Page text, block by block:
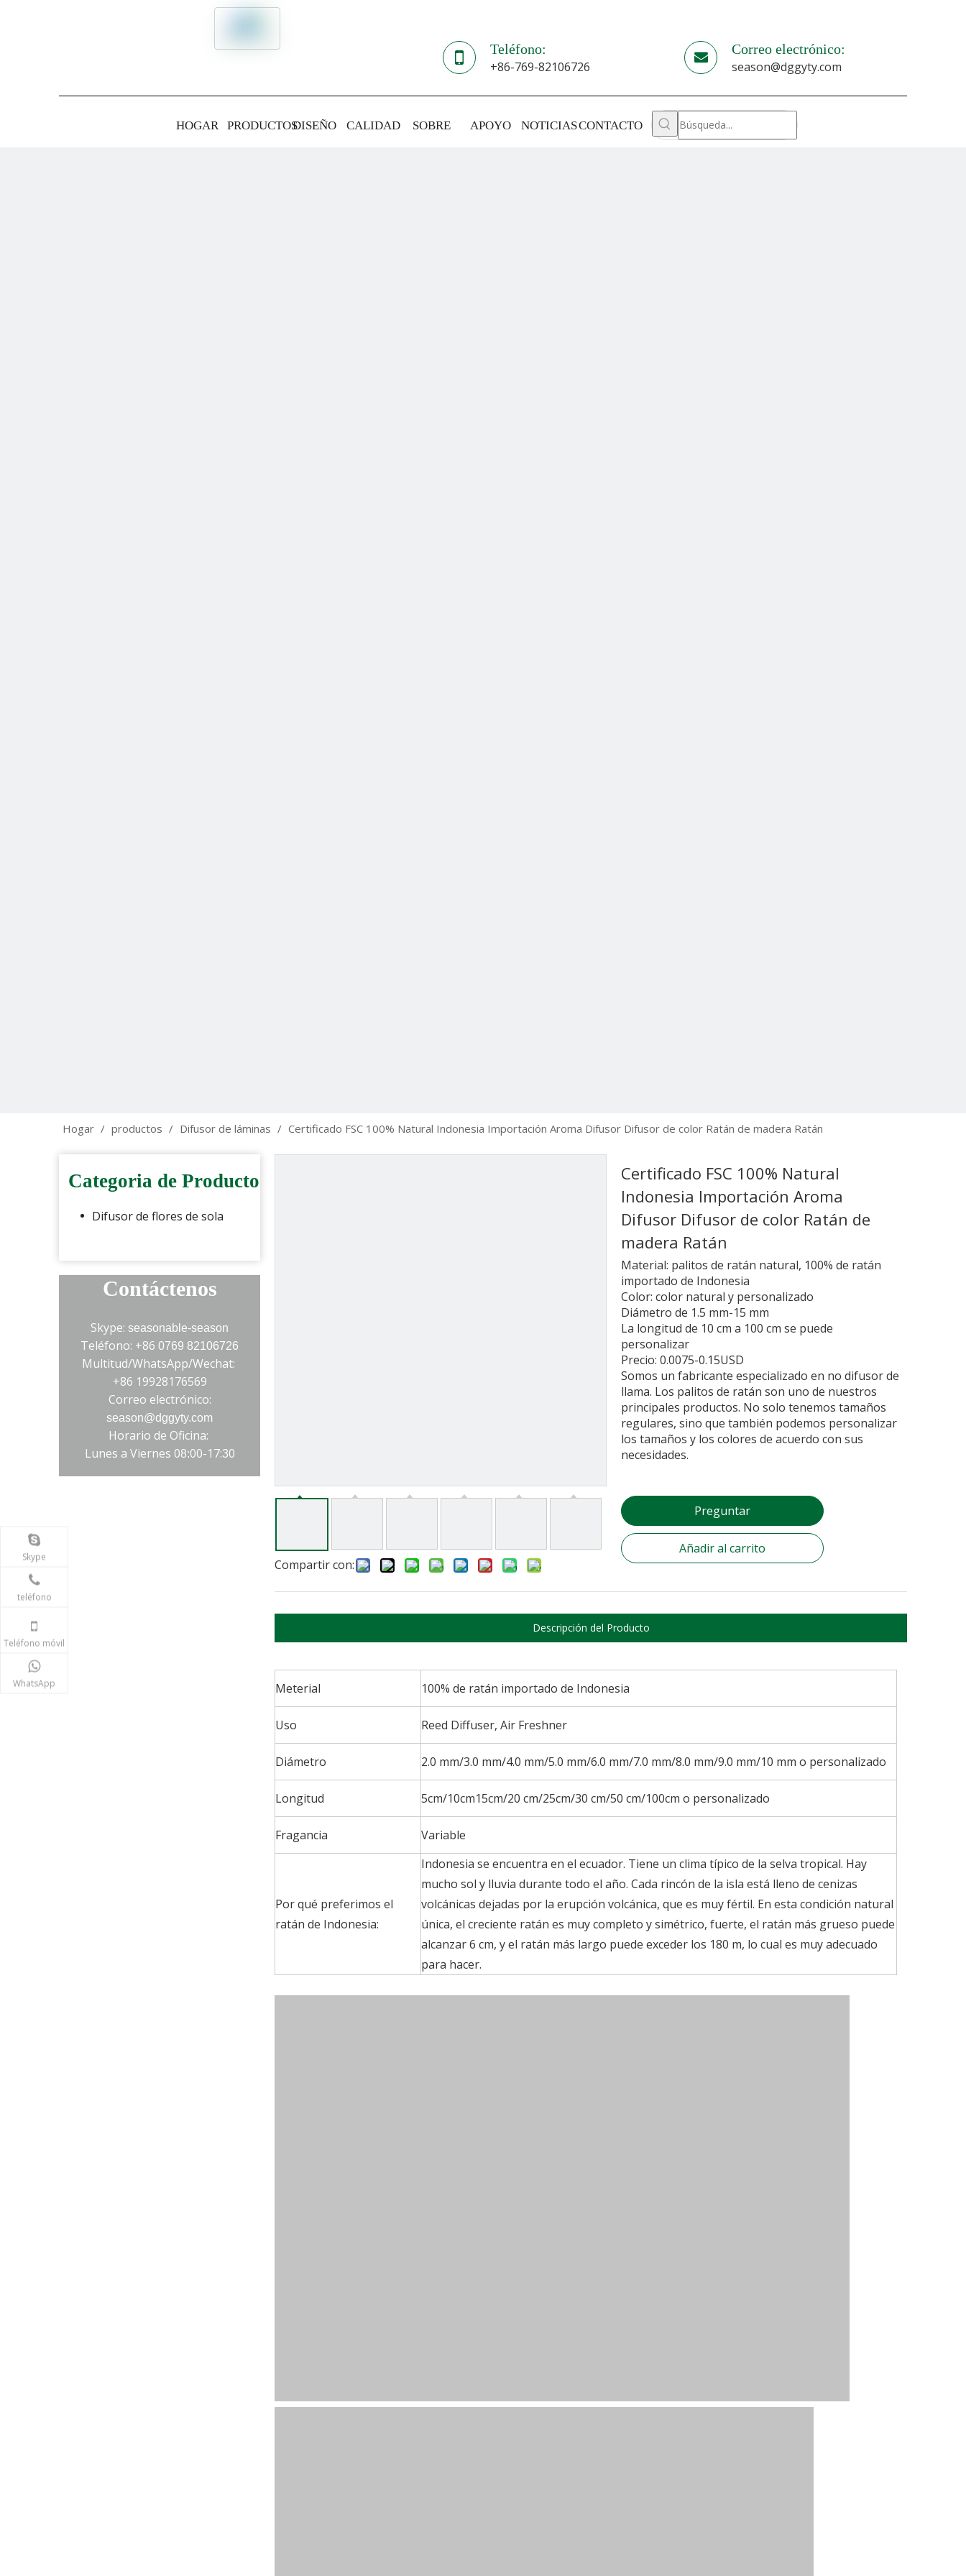
Teléfono:
+86-769-82106726
Correo electrónico:
season@dggyty.com
HOGAR PRODUCTOSDISEÑO CALIDAD SOBRE APOYO NOTICIASCONTACTO
Hogar / productos / Difusor de láminas / Certificado FSC 100% Natural Indonesia Importación Aroma Difusor Difusor de color Ratán de madera Ratán
Categoria de Producto
Difusor de flores de sola
Contáctenos
Skype: seasonable-season
Teléfono: +86 0769 82106726
Multitud/WhatsApp/Wechat:
+86 19928176569
Correo electrónico:
season@dggyty.com
Horario de Oficina:
Lunes a Viernes 08:00-17:30
Compartir con:
Certificado FSC 100% Natural
Indonesia Importación Aroma
Difusor Difusor de color Ratán de
madera Ratán
Material: palitos de ratán natural, 100% de ratán
importado de Indonesia
Color: color natural y personalizado
Diámetro de 1.5 mm-15 mm
La longitud de 10 cm a 100 cm se puede
personalizar
Precio: 0.0075-0.15USD
Somos un fabricante especializado en no difusor de
llama. Los palitos de ratán son uno de nuestros
principales productos. No solo tenemos tamaños
regulares, sino que también podemos personalizar
los tamaños y los colores de acuerdo con sus
necesidades.
Preguntar
Añadir al carrito
Descripción del Producto
Meterial 100% de ratán importado de Indonesia
Uso Reed Diffuser, Air Freshner
Diámetro 2.0 mm/3.0 mm/4.0 mm/5.0 mm/6.0 mm/7.0 mm/8.0 mm/9.0 mm/10 mm o personalizado
Longitud 5cm/10cm15cm/20 cm/25cm/30 cm/50 cm/100cm o personalizado
Fragancia Variable
Por qué preferimos el
ratán de Indonesia:
Indonesia se encuentra en el ecuador. Tiene un clima típico de la selva tropical. Hay
mucho sol y lluvia durante todo el año. Cada rincón de la isla está lleno de cenizas
volcánicas dejadas por la erupción volcánica, que es muy fértil. En esta condición natural
única, el creciente ratán es muy completo y simétrico, fuerte, el ratán más grueso puede
alcanzar 6 cm, y el ratán más largo puede exceder los 180 m, lo cual es muy adecuado
para hacer.
Skype
teléfono
Teléfono móvil
WhatsApp